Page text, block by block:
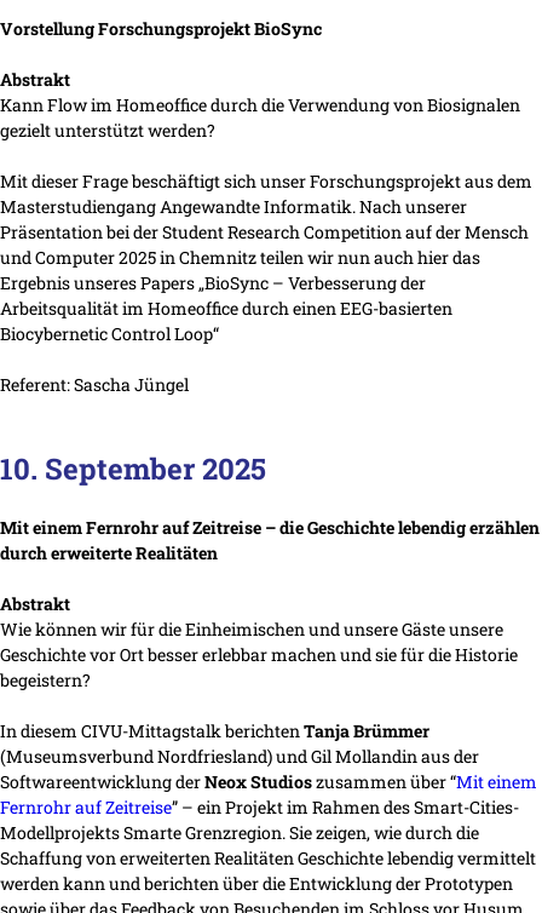
Vorstellung Forschungsprojekt BioSync
Abstrakt
Kann Flow im Homeoffice durch die Verwendung von Biosignalen
gezielt unterstützt werden?
Mit dieser Frage beschäftigt sich unser Forschungsprojekt aus dem
Masterstudiengang Angewandte Informatik. Nach unserer
Präsentation bei der Student Research Competition auf der Mensch
und Computer 2025 in Chemnitz teilen wir nun auch hier das
Ergebnis unseres Papers „BioSync – Verbesserung der
Arbeitsqualität im Homeoffice durch einen EEG-basierten
Biocybernetic Control Loop“
Referent: Sascha Jüngel
10. September 2025
Mit einem Fernrohr auf Zeitreise – die Geschichte lebendig erzählen
durch erweiterte Realitäten
Abstrakt
Wie können wir für die Einheimischen und unsere Gäste unsere
Geschichte vor Ort besser erlebbar machen und sie für die Historie
begeistern?
In diesem CIVU-Mittagstalk berichtenTanja Brümmer
(Museumsverbund Nordfriesland) und Gil Mollandin aus der
Softwareentwicklung derNeox Studioszusammen über “Mit einem
Fernrohr auf Zeitreise” – ein Projekt im Rahmen des Smart-Cities-
Modellprojekts Smarte Grenzregion. Sie zeigen, wie durch die
Schaffung von erweiterten Realitäten Geschichte lebendig vermittelt
werden kann und berichten über die Entwicklung der Prototypen